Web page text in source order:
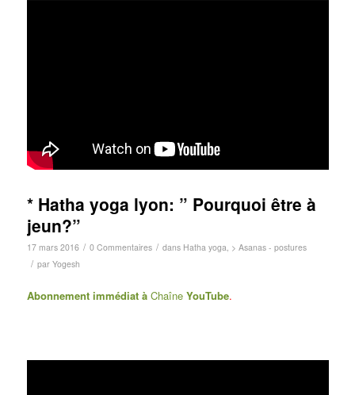
* Hatha yoga lyon: ” Pourquoi être à
jeun?”
17 mars 2016 / 0 Commentaires / dans Hatha yoga > Asanas - postures
/ par Yogesh
Abonnement immédiat à Chaîne YouTube.